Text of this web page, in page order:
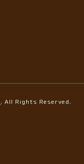
. All Rights Reserved.